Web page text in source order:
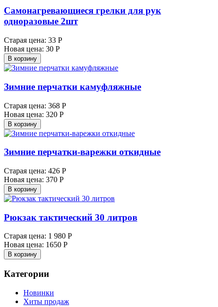
Самонагревающиеся грелки для рук
одноразовые 2шт
Старая цена: 33 Р
Новая цена: 30 Р
В корзину
Зимние перчатки камуфляжные
Старая цена: 368 Р
Новая цена: 320 Р
В корзину
Зимние перчатки-варежки откидные
Старая цена: 426 Р
Новая цена: 370 Р
В корзину
Рюкзак тактический 30 литров
Старая цена: 1 980 Р
Новая цена: 1650 Р
В корзину
Категории
Новинки
Хиты продаж